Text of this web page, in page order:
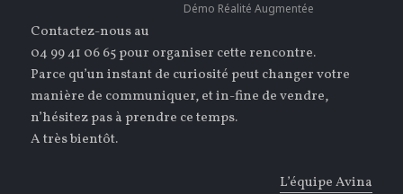
Démo Réalité Augmentée
Contactez-nous au
04 99 41 06 65 pour organiser cette rencontre.
Parce qu’un instant de curiosité peut changer votre
manière de communiquer, et in-fine de vendre,
n’hésitez pas à prendre ce temps.
A très bientôt.
L’équipe Avina